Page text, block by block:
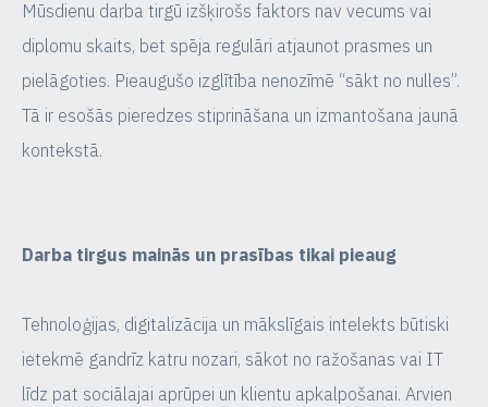
Mūsdienu darba tirgū izšķirošs faktors nav vecums vai
diplomu skaits, bet spēja regulāri atjaunot prasmes un
pielāgoties. Pieaugušo izglītība nenozīmē “sākt no nulles”.
Tā ir esošās pieredzes stiprināšana un izmantošana jaunā
kontekstā.
Darba tirgus mainās un prasības tikai pieaug
Tehnoloģijas, digitalizācija un mākslīgais intelekts būtiski
ietekmē gandrīz katru nozari, sākot no ražošanas vai IT
līdz pat sociālajai aprūpei un klientu apkalpošanai. Arvien